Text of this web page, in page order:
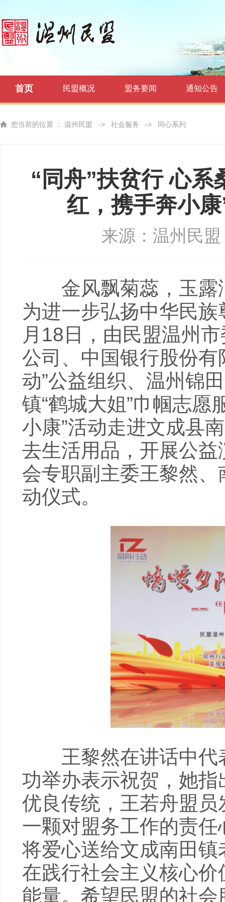
首页 民盟概况 盟务要闻 通知公告
您当前的位置 ： 温州民盟 -> 社会服务 -> 同心系列
“同舟”扶贫行 心
红，携手奔小
来源：温州民盟
金风飘菊蕊，玉露
为进一步弘扬中华民
月18日，由民盟温州
公司、中国银行股份有
动”公益组织、温州锦
镇“鹤城大姐”巾帼志愿
小康”活动走进文成县
去生活用品，开展公
会专职副主委王黎然
动仪式。
王黎然在讲话中代
功举办表示祝贺，她指
优良传统，王若舟盟员
一颗对盟务工作的责
将爱心送给文成南田镇
在践行社会主义核心
能量。希望民盟的社